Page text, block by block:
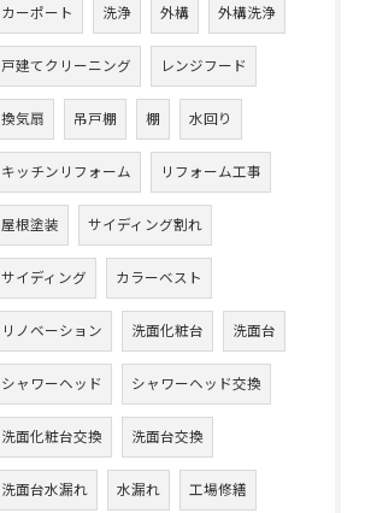
カーポート 洗浄 外構 外構洗浄
戸建てクリーニング レンジフード
換気扇 吊戸棚 棚 水回り
キッチンリフォーム リフォーム工事
屋根塗装 サイディング割れ
サイディング カラーベスト
リノベーション 洗面化粧台 洗面台
シャワーヘッド シャワーヘッド交換
洗面化粧台交換 洗面台交換
洗面台水漏れ 水漏れ 工場修繕